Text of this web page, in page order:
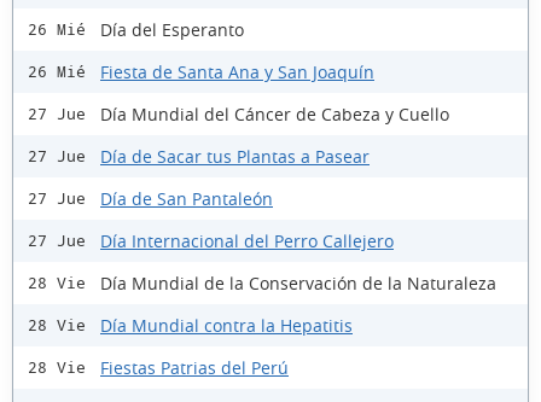
26 Mié Día del Esperanto
26 Mié Fiesta de Santa Ana y San Joaquín
27 Jue Día Mundial del Cáncer de Cabeza y Cuello
27 Jue Día de Sacar tus Plantas a Pasear
27 Jue Día de San Pantaleón
27 Jue Día Internacional del Perro Callejero
28 Vie Día Mundial de la Conservación de la Naturaleza
28 Vie Día Mundial contra la Hepatitis
28 Vie Fiestas Patrias del Perú